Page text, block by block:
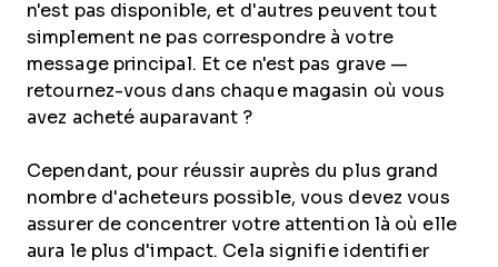
n'est pas disponible, et d'autres peuvent tout
simplement ne pas correspondre à votre
message principal. Et ce n'est pas grave —
retournez-vous dans chaque magasin où vous
avez acheté auparavant ?
Cependant, pour réussir auprès du plus grand
nombre d'acheteurs possible, vous devez vous
assurer de concentrer votre attention là où elle
aura le plus d'impact. Cela signifie identifier